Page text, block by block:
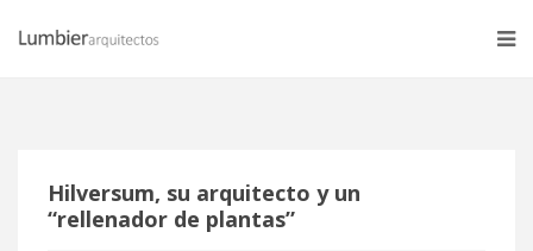
Hilversum, su arquitecto y un
“rellenador de plantas”